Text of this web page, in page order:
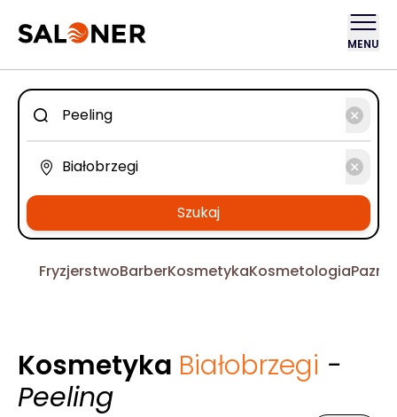
MENU
Szukaj
FryzjerstwoBarberKosmetykaKosmetologia
Kosmetyka Białobrzegi -
Peeling